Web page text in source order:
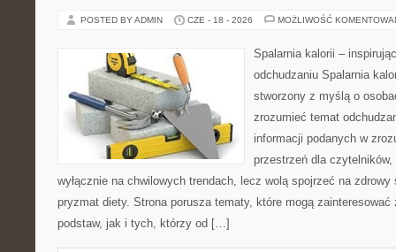
POSTED BY ADMIN CZE - 18 - 2026 MOŻLIWOŚĆ
Spalarnia kalorii –
odchudzaniu Spalarnia
stworzony z myślą o
zrozumieć temat
informacji podanych w
przestrzeń dla
wyłącznie na chwilowych trendach, lecz wolą spojrzeć na
pryzmat diety. Strona porusza tematy, które mogą
podstaw, jak i tych, którzy od […]